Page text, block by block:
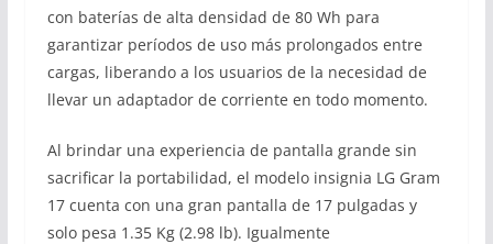
con baterías de alta densidad de 80 Wh para
garantizar períodos de uso más prolongados entre
cargas, liberando a los usuarios de la necesidad de
llevar un adaptador de corriente en todo momento.
Al brindar una experiencia de pantalla grande sin
sacrificar la portabilidad, el modelo insignia LG Gram
17 cuenta con una gran pantalla de 17 pulgadas y
solo pesa 1.35 Kg (2.98 lb). Igualmente